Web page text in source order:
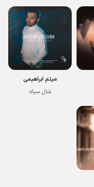
میثم ابراهیمی
شال سیاه